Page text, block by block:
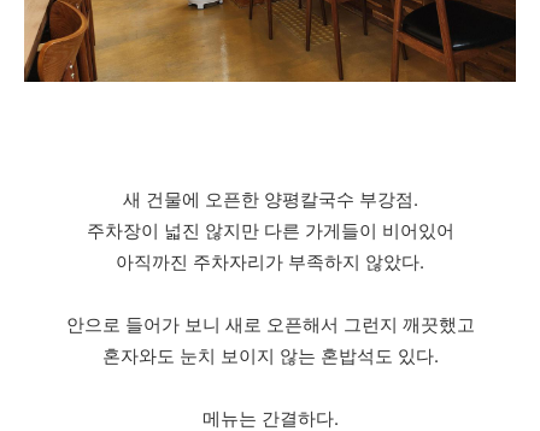
새 건물에 오픈한 양평칼국수 부강점.
주차장이 넓진 않지만 다른 가게들이 비어있어
아직까진 주차자리가 부족하지 않았다.
안으로 들어가 보니 새로 오픈해서 그런지 깨끗했고
혼자와도 눈치 보이지 않는 혼밥석도 있다.
메뉴는 간결하다.